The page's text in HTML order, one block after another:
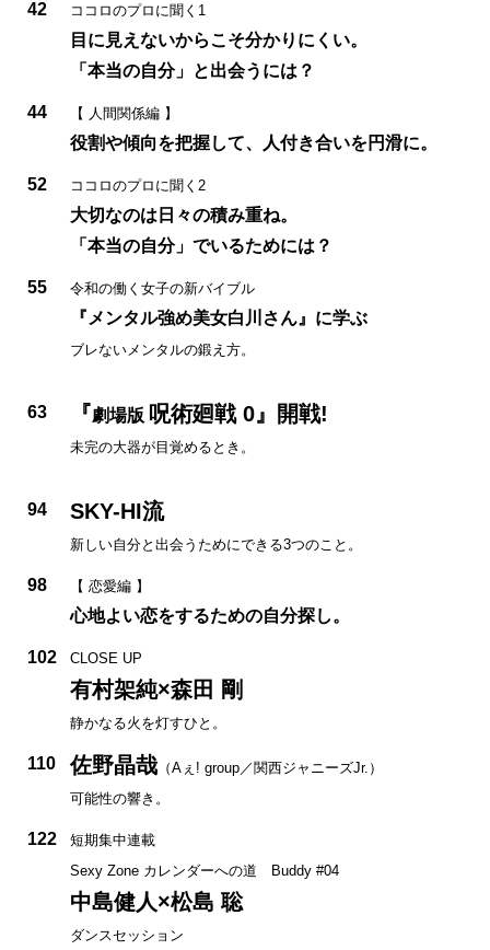
42 ココロのプロに聞く1
目に見えないからこそ分かりにくい。
「本当の自分」と出会うには？
44 【 人間関係編 】
役割や傾向を把握して、人付き合いを円滑に。
52 ココロのプロに聞く2
大切なのは日々の積み重ね。
「本当の自分」でいるためには？
55 令和の働く女子の新バイブル
『メンタル強め美女白川さん』に学ぶ
ブレないメンタルの鍛え方。
63 『劇場版 呪術廻戦 0』開戦!
未完の大器が目覚めるとき。
94 SKY-HI流
新しい自分と出会うためにできる3つのこと。
98 【 恋愛編 】
心地よい恋をするための自分探し。
102 CLOSE UP
有村架純×森田 剛
静かなる火を灯すひと。
110 佐野晶哉 （Aぇ! group／関西ジャニーズJr.）
可能性の響き。
122
短期集中連載
Sexy Zone カレンダーへの道 Buddy #04
中島健人×松島 聡
ダンスセッション